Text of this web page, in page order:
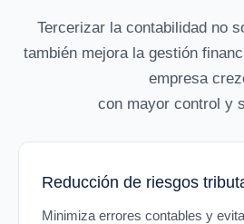
Tercerizar la contabilidad no
también mejora la gestión
empresa
con mayor control y
Reducción de riesgos
Minimiza errores contables y